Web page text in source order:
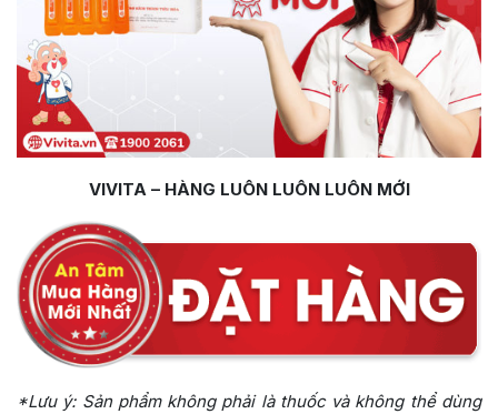
VIVITA – HÀNG LUÔN LUÔN LUÔN MỚI
*Lưu ý: Sản phẩm không phải là thuốc và không thể dùng